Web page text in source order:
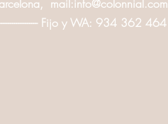
mail:info@colonnial.com
Fijo y WA: 934 362 464